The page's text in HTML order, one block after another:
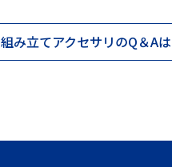
組み立てアクセサリのQ＆A